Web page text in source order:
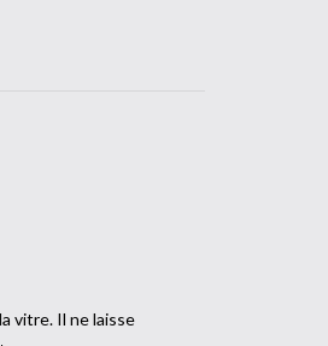
vitre. Il ne laisse